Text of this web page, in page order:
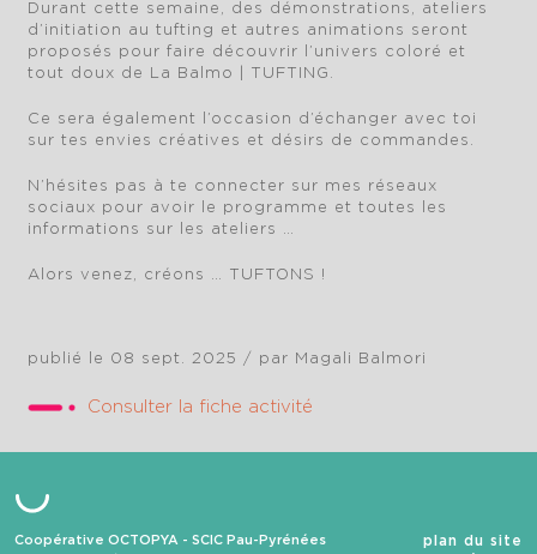
Durant cette semaine, des démonstrations, ateliers
d’initiation au tufting et autres animations seront
proposés pour faire découvrir l’univers coloré et
tout doux de La Balmo | TUFTING.
Ce sera également l’occasion d’échanger avec toi
sur tes envies créatives et désirs de commandes.
N’hésites pas à te connecter sur mes réseaux
sociaux pour avoir le programme et toutes les
informations sur les ateliers …
Alors venez, créons … TUFTONS !
publié le 08 sept. 2025 / par Magali Balmori
Consulter la fiche activité
Coopérative OCTOPYA - SCIC Pau-Pyrénées
plan du site